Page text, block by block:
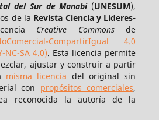
del Sur de Manabí (UNESUM),
de la Revista Ciencia y Líderes-
Creative Commonsde
CompartirIgual 4.0
NC-SA 4.0). Esta licencia permite
ajustar y construir a partir
misma licencia del original sin
con propósitos comerciales,
reconocida la autoría de la